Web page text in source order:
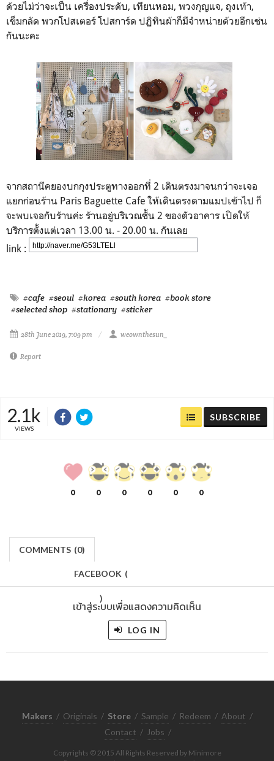
ด้วยไม่ว่าจะเป็น เครื่องประดับ, เทียนหอม, พวงกุญแจ, ถุงเท้า,
เข็มกลัด พวกโปสเตอร์ โปสการ์ด ปฏิทินผ้าก็มีจำหน่ายด้วยอีกเช่น
กันนะคะ
จากสถานีคยองบกกุงประตูทางออกที่ 2 เดินตรงมาจนกว่าจะเจอ
แยกก่อนร้าน Paris Baguette Cafe ให้เดินตรงตามแมปเข้าไป ก็
จะพบเจอกับร้านค่ะ ร้านอยู่บริเวณชั้น 2 ของตัวอาคาร เปิดให้
บริการตั้งแต่เวลา 13.00 น. - 20.00 น. กันเลย
link :
http://naver.me/G53LTELl
#cafe #seoul #korea #south korea #book store
#selected shop #stationary #sticker
28th June 2019, 7:09 pm weownthesun_
Report
2.1k
VIEWS
SUBSCRIBE
0 0 0 0 0 0
COMMENTS (0)
FACEBOOK (
)
เข้าสู่ระบบเพื่อแสดงความคิดเห็น
LOG IN
Makers / Originals / Store / Sample / Redeem / About /
Contact / Jobs /
Copyrights © 2015 All Rights Reserved by Minimore